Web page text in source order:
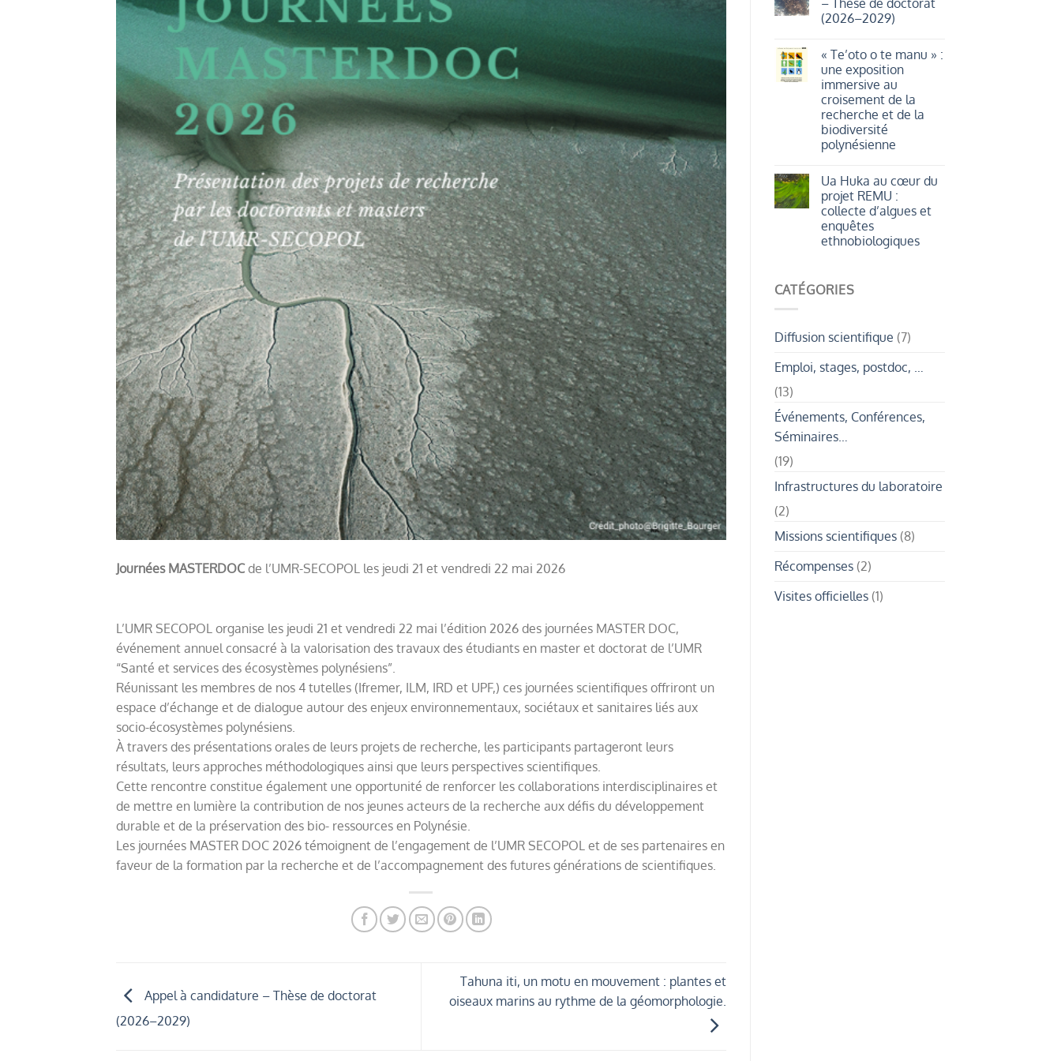
Journées MASTERDOCde l’UMR-SECOPOL les jeudi 21 et vendredi 22 mai 2026
L’UMR SECOPOL organise les jeudi 21 et vendredi 22 mai l’édition 2026 des journées MASTER DOC,
événement annuel consacré à la valorisation des travaux des étudiants en master et doctorat de l’UMR
“Santé et services des écosystèmes polynésiens”.
Réunissant les membres de nos 4 tutelles (Ifremer, ILM, IRD et UPF,) ces journées scientifiques offriront un
espace d’échange et de dialogue autour des enjeux environnementaux, sociétaux et sanitaires liés aux
socio-écosystèmes polynésiens.
À travers des présentations orales de leurs projets de recherche, les participants partageront leurs
résultats, leurs approches méthodologiques ainsi que leurs perspectives scientifiques.
Cette rencontre constitue également une opportunité de renforcer les collaborations interdisciplinaires et
de mettre en lumière la contribution de nos jeunes acteurs de la recherche aux défis du développement
durable et de la préservation des bio- ressources en Polynésie.
Les journées MASTER DOC 2026 témoignent de l’engagement de l’UMR SECOPOL et de ses partenaires en
faveur de la formation par la recherche et de l’accompagnement des futures générations de scientifiques.
Appel à candidature – Thèse de doctorat
(2026–2029)
Tahuna iti, un motu en mouvement : plantes et
oiseaux marins au rythme de la géomorphologie.
plantes
marins
au
rythme
de
la
géomorphologie.
MASTERDOC
2026
(2026–2029)
sur
Appel
à
candidature
–
Thèse
de
doctorat
(2026–
2029)
« Te’oto o te manu » :
une exposition
immersive au
croisement de la
recherche et de la
biodiversité
polynésienne
sur
«
Te’oto
o
te
manu
»
immersive
au
recherche
et
la
biodiversité
Ua Huka au cœur du
projet REMU :
collecte d’algues et
enquêtes
ethnobiologiques
Ua
Huka
projet
collecte
ethnobiologiques
CATÉGORIES
Diffusion scientifique (7)
Emploi, stages, postdoc, …
(13)
Événements, Conférences,
Séminaires…
(19)
Infrastructures du laboratoire
(2)
Missions scientifiques(8)
Récompenses(2)
Visites officielles(1)